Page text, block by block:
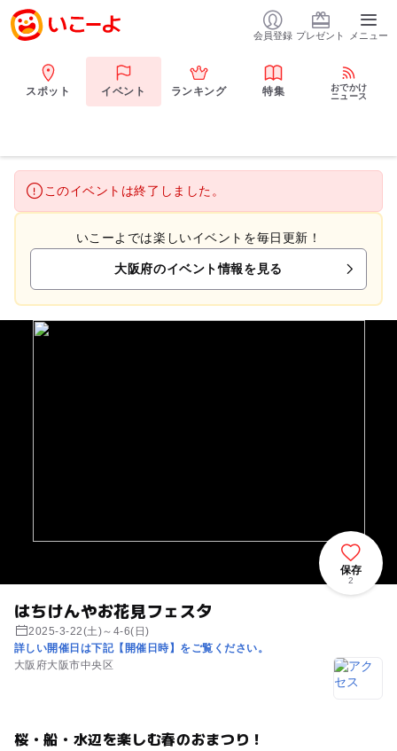
会員登録 プレゼント メニュー
スポット イベント ランキング 特集
おでかけ
ニュース
このイベントは終了しました。
いこーよでは楽しいイベントを毎日更新！
大阪府のイベント情報を見る
はちけんやお花見フェスタ
2025-3-22(土)～4-6(日)
詳しい開催日は下記【開催日時】をご覧ください。
大阪府大阪市中央区
保存
2
桜・船・水辺を楽しむ春のおまつり！